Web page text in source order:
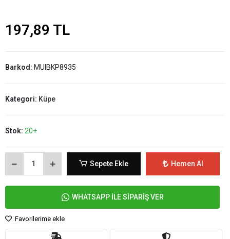
197,89 TL
Barkod: MUIBKP8935
Kategori: Küpe
Stok: 20+
Sepete Ekle Hemen Al
WHATSAPP İLE SİPARİŞ VER
Favorilerime ekle